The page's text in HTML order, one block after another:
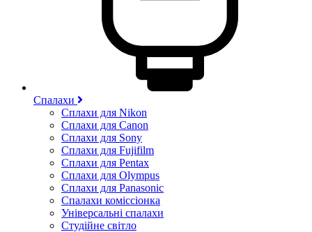
Спалахи
Сплахи для Nikon
Сплахи для Canon
Сплахи для Sony
Сплахи для Fujifilm
Сплахи для Pentax
Сплахи для Olympus
Сплахи для Panasonic
Спалахи коміссіонка
Універсальні спалахи
Студійне світло